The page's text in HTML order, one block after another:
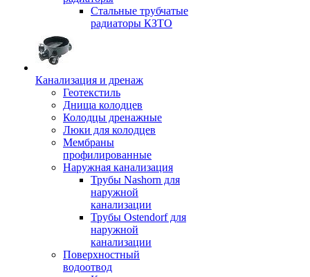
Стальные трубчатые
радиаторы КЗТО
Канализация и дренаж
Геотекстиль
Днища колодцев
Колодцы дренажные
Люки для колодцев
Мембраны
профилированные
Наружная канализация
Трубы Nashorn для
наружной
канализации
Трубы Ostendorf для
наружной
канализации
Поверхностный
водоотвод